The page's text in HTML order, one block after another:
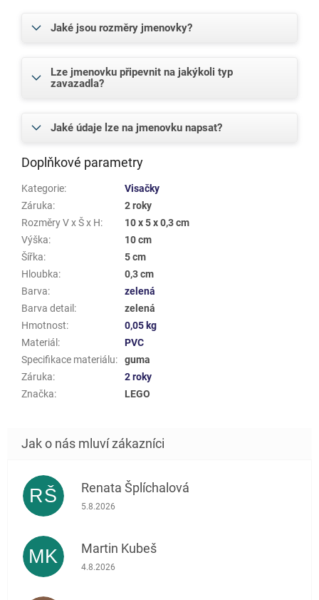
Jaké jsou rozměry jmenovky?
Lze jmenovku připevnit na jakýkoli typ
zavazadla?
Jaké údaje lze na jmenovku napsat?
Doplňkové parametry
Kategorie:
Visačky
Záruka:
2 roky
Rozměry V x Š x H:
10 x 5 x 0,3 cm
Výška:
10 cm
Šířka:
5 cm
Hloubka:
0,3 cm
Barva:
zelená
Barva detail :
zelená
Hmotnost:
0,05 kg
Materiál :
PVC
Specifikace materiálu:
guma
Záruka:
2 roky
Značka: LEGO
RŠ Renata Šplíchalová
Hodnocení obchodu je 5 z 5 hvězdiček.
5.8.2026
MK Martin Kubeš
Hodnocení obchodu je 5 z 5 hvězdiček.
4.8.2026